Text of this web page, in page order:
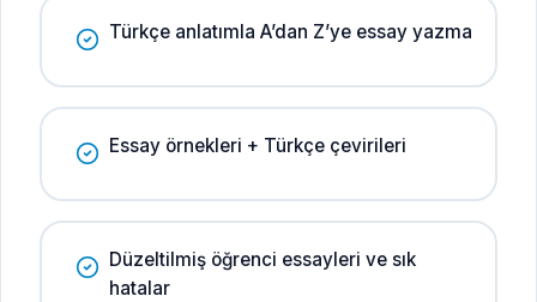
Türkçe anlatımla A’dan Z’ye essay yazma
Essay örnekleri + Türkçe çevirileri
Düzeltilmiş öğrenci essayleri ve sık
hatalar